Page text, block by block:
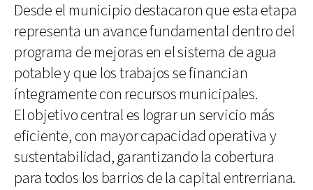
Desde el municipio destacaron que esta etapa
representa un avance fundamental dentro del
programa de mejoras en el sistema de agua
potable y que los trabajos se financian
íntegramente con recursos municipales.
El objetivo central es lograr un servicio más
eficiente, con mayor capacidad operativa y
sustentabilidad, garantizando la cobertura
para todos los barrios de la capital entrerriana.